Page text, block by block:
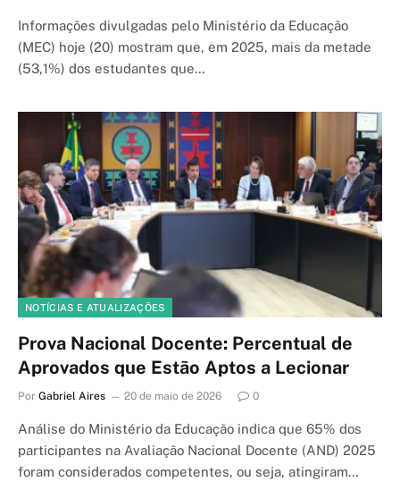
Informações divulgadas pelo Ministério da Educação
(MEC) hoje (20) mostram que, em 2025, mais da metade
(53,1%) dos estudantes que…
NOTÍCIAS E ATUALIZAÇÕES
Prova Nacional Docente: Percentual de
Aprovados que Estão Aptos a Lecionar
Por Gabriel Aires 20 de maio de 2026 0
Análise do Ministério da Educação indica que 65% dos
participantes na Avaliação Nacional Docente (AND) 2025
foram considerados competentes, ou seja, atingiram…